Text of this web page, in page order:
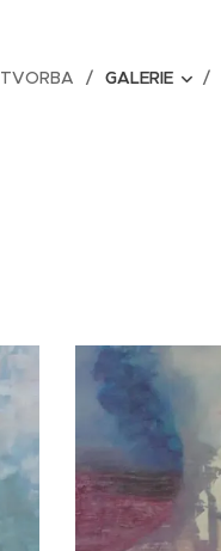
TVORBA GALERIE